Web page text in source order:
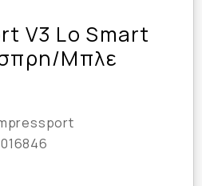
V3 Lo Smart
Μπλε